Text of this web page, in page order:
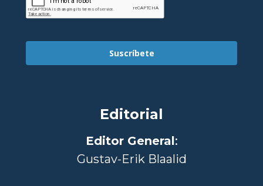
Suscríbete
Editorial
Editor General:
Gustav-Erik Blaalid